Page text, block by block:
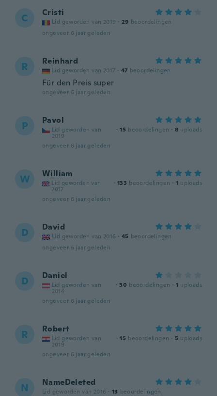
C Cristi
Lid geworden van 2019 · 29 beoordelingen
ongeveer 6 jaar geleden
R Reinhard
Lid geworden van 2017 · 47 beoordelingen
Für den Preis super
ongeveer 6 jaar geleden
P Pavol
Lid geworden van
2019
· 15 beoordelingen · 8 uploads
ongeveer 6 jaar geleden
W William
Lid geworden van
2017
· 133 beoordelingen · 1 uploads
ongeveer 6 jaar geleden
D David
Lid geworden van 2016 · 45 beoordelingen
ongeveer 6 jaar geleden
D Daniel
Lid geworden van
2014
· 30 beoordelingen · 1 uploads
ongeveer 6 jaar geleden
R Robert
Lid geworden van
2019
· 15 beoordelingen · 5 uploads
ongeveer 6 jaar geleden
N NameDeleted
Lid geworden van 2016 · 13 beoordelingen